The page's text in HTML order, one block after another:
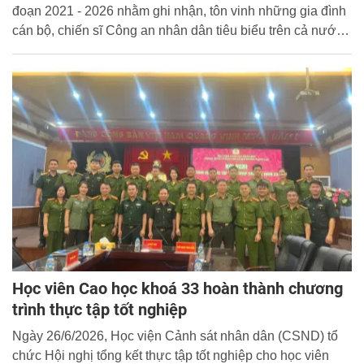
đoạn 2021 - 2026 nhằm ghi nhận, tôn vinh những gia đình
cán bộ, chiến sĩ Công an nhân dân tiêu biểu trên cả nước
đình hạnh phúc, góp phần xây dựng hậu phương Công an
nhân dân ngày càng vững mạnh.
Học viên Cao học khoá 33 hoàn thành chương
trình thực tập tốt nghiệp
Ngày 26/6/2026, Học viện Cảnh sát nhân dân (CSND) tổ
chức Hội nghị tổng kết thực tập tốt nghiệp cho học viên